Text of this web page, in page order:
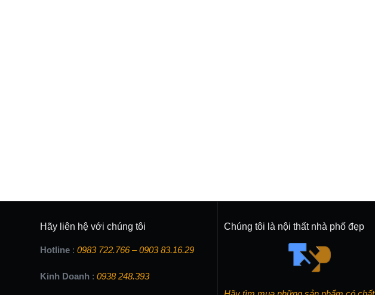
Hãy liên hệ với chúng tôi
Hotline :0983 722.766 – 0903 83.16.29
Kinh Doanh :0938 248.393
Chúng tôi là nội thất nhà phố đẹp